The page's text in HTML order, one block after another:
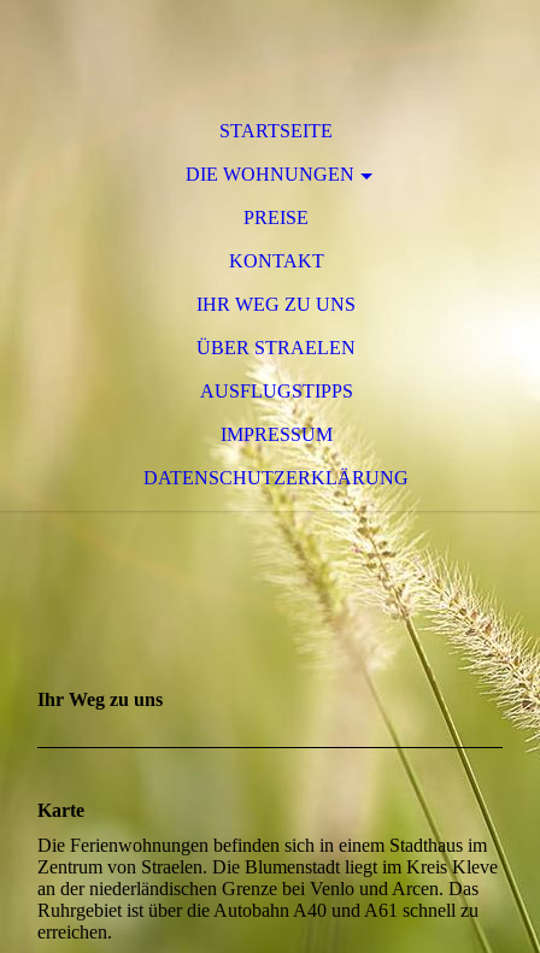
STARTSEITE
DIE WOHNUNGEN
PREISE
KONTAKT
IHR WEG ZU UNS
ÜBER STRAELEN
AUSFLUGSTIPPS
IMPRESSUM
DATENSCHUTZERKLÄRUNG
Ihr Weg zu uns
Karte
Die Ferienwohnungen befinden sich in einem Stadthaus im
Zentrum von Straelen. Die Blumenstadt liegt im Kreis Kleve
an der niederländischen Grenze bei Venlo und Arcen. Das
Ruhrgebiet ist über die Autobahn A40 und A61 schnell zu
erreichen.